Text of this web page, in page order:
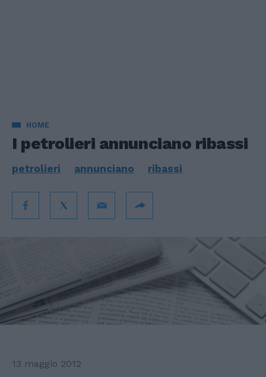
HOME
I petrolieri annunciano ribassi
petrolieri annunciano ribassi
13 maggio 2012